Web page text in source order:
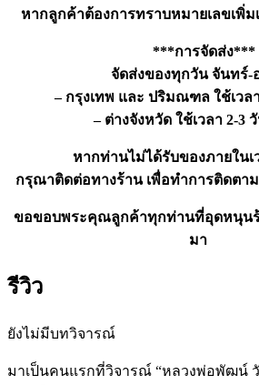
หากลูกค้าต้องการทราบหมายเลขเพิ่ม
***การจัดส่ง***
จัดส่งของทุกวัน จันทร์-
– กรุงเทพ และ ปริมณฑล ใช้เวล
– ต่างจังหวัด ใช้เวลา 2-3
หากท่านไม่ได้รับของภายใน
กรุณาติดต่อทางร้าน เพื่อทำการติดตา
ขอขอบพระคุณลูกค้าทุกท่านที่อุดหนุนร้
มา
รีวิว
ยังไม่มีบทวิจารณ์
มาเป็นคนแรกที่วิจารณ์ “หลวงพ่อพัฒน์